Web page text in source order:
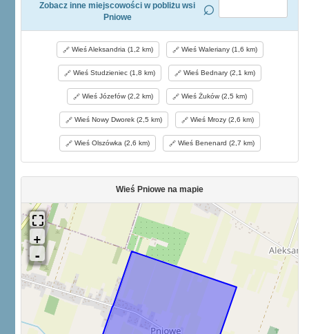
Zobacz inne miejscowości w pobliżu wsi
Pniowe
Wieś Aleksandria (1,2 km) Wieś Waleriany (1,6 km)
Wieś Studzieniec (1,8 km) Wieś Bednary (2,1 km)
Wieś Józefów (2,2 km) Wieś Żuków (2,5 km)
Wieś Nowy Dworek (2,5 km) Wieś Mrozy (2,6 km)
Wieś Olszówka (2,6 km) Wieś Benenard (2,7 km)
Wieś Pniowe na mapie